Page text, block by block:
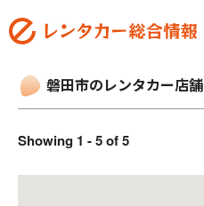
磐田市のレンタカー店舗
Showing 1 - 5 of 5